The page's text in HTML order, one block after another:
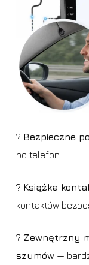
?️ Bezpieczne
po telefon
? Książka
kontaktów
?️ Zewnętrzny
szumów—